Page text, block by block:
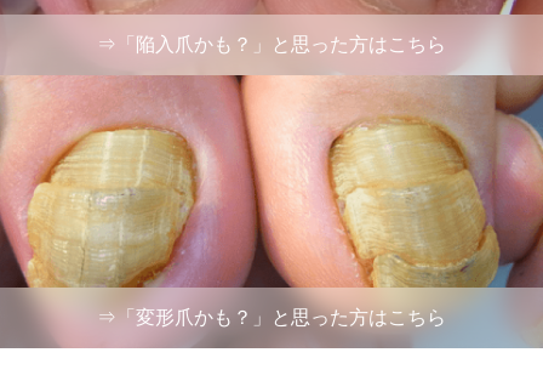
⇒「陥入爪かも？」と思った方はこちら
⇒「変形爪かも？」と思った方はこちら